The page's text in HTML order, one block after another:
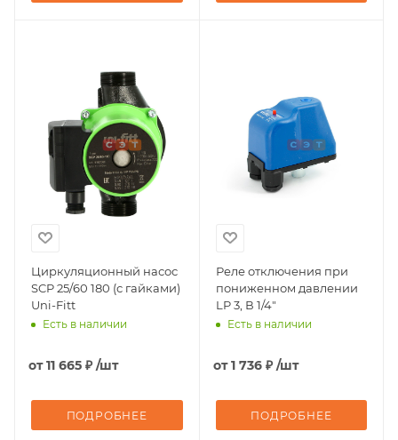
Циркуляционный насос
SCP 25/60 180 (с гайками)
Uni-Fitt
Есть в наличии
от11 665 ₽ /шт
ПОДРОБНЕЕ
Реле отключения при
пониженном давлении
LP 3, В 1/4"
Есть в наличии
от1 736 ₽ /шт
ПОДРОБНЕЕ